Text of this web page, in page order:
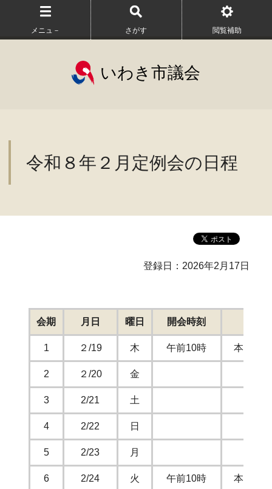
メニュ－ さがす 閲覧補助
いわき市議会
令和８年２月定例会の日程
登録日：2026年2月17日
会期 月日 曜日 開会時刻
1 ２/19 木 午前10時 本会議
2 ２/20 金
3 2/21 土
4 2/22 日
5 2/23 月
6 2/24 火 午前10時 本会議